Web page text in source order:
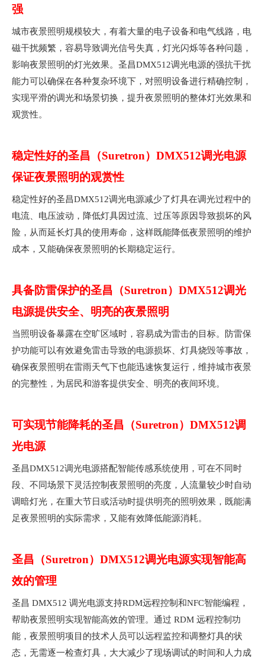
强
城市夜景照明规模较大，有着大量的电子设备和电气线路，电
磁干扰频繁，容易导致调光信号失真，灯光闪烁等各种问题，
影响夜景照明的灯光效果。圣昌DMX512调光电源的强抗干扰
能力可以确保在各种复杂环境下，对照明设备进行精确控制，
实现平滑的调光和场景切换，提升夜景照明的整体灯光效果和
观赏性。
稳定性好的圣昌（Suretron）DMX512调光电源
保证夜景照明的观赏性
稳定性好的圣昌DMX512调光电源减少了灯具在调光过程中的
电流、电压波动，降低灯具因过流、过压等原因导致损坏的风
险，从而延长灯具的使用寿命，这样既能降低夜景照明的维护
成本，又能确保夜景照明的长期稳定运行。
具备防雷保护的圣昌（Suretron）DMX512调光
电源提供安全、明亮的夜景照明
当照明设备暴露在空旷区域时，容易成为雷击的目标。防雷保
护功能可以有效避免雷击导致的电源损坏、灯具烧毁等事故，
确保夜景照明在雷雨天气下也能迅速恢复运行，维持城市夜景
的完整性，为居民和游客提供安全、明亮的夜间环境。
可实现节能降耗的圣昌（Suretron）DMX512调
光电源
圣昌DMX512调光电源搭配智能传感系统使用，可在不同时
段、不同场景下灵活控制夜景照明的亮度，人流量较少时自动
调暗灯光，在重大节日或活动时提供明亮的照明效果，既能满
足夜景照明的实际需求，又能有效降低能源消耗。
圣昌（Suretron）DMX512调光电源实现智能高
效的管理
圣昌 DMX512 调光电源支持RDM远程控制和NFC智能编程，
帮助夜景照明实现智能高效的管理。通过 RDM 远程控制功
能，夜景照明项目的技术人员可以远程监控和调整灯具的状
态，无需逐一检查灯具，大大减少了现场调试的时间和人力成